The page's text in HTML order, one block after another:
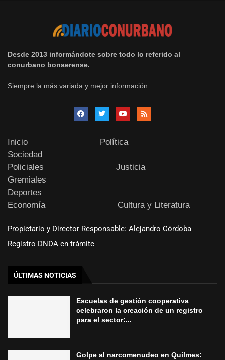
Desde 2013 informándote sobre todo lo referido al
conurbano bonaerense.
Siempre la más variada y mejor información.
Inicio
Política
Sociedad
Policiales
Justicia
Gremiales
Deportes
Economía
Cultura y Literatura
Propietario y Director Responsable: Alejandro Córdoba
Registro DNDA en trámite
ÚLTIMAS NOTICIAS
Escuelas de gestión cooperativa
celebraron la creación de un registro
para el sector:...
Golpe al narcomenudeo en Quilmes: